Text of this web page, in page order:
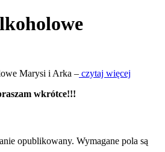
Marysi i Arka – czytaj więcej
wkrótce!!!
opublikowany. Wymagane pola są